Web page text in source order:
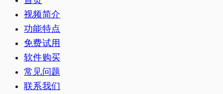
视频简介
功能特点
免费试用
软件购买
常见问题
联系我们